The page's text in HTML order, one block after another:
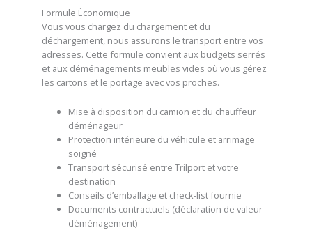
Formule Économique
Vous vous chargez du chargement et du
déchargement, nous assurons le transport entre vos
adresses. Cette formule convient aux budgets serrés
et aux déménagements meubles vides où vous gérez
les cartons et le portage avec vos proches.
Mise à disposition du camion et du chauffeur
déménageur
Protection intérieure du véhicule et arrimage
soigné
Transport sécurisé entre Trilport et votre
destination
Conseils d’emballage et check-list fournie
Documents contractuels (déclaration de valeur
déménagement)